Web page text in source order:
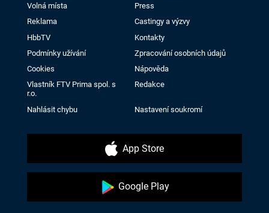
Volná místa
Press
Reklama
Castingy a výzvy
HbbTV
Kontakty
Podmínky užívání
Zpracování osobních údajů
Cookies
Nápověda
Vlastník FTV Prima spol. s
r.o.
Redakce
Nahlásit chybu Nastavení soukromí
App Store
Google Play